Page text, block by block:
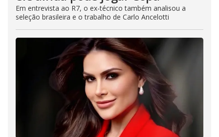
Em entrevista ao R7, o ex-técnico também analisou a
seleção brasileira e o trabalho de Carlo Ancelotti